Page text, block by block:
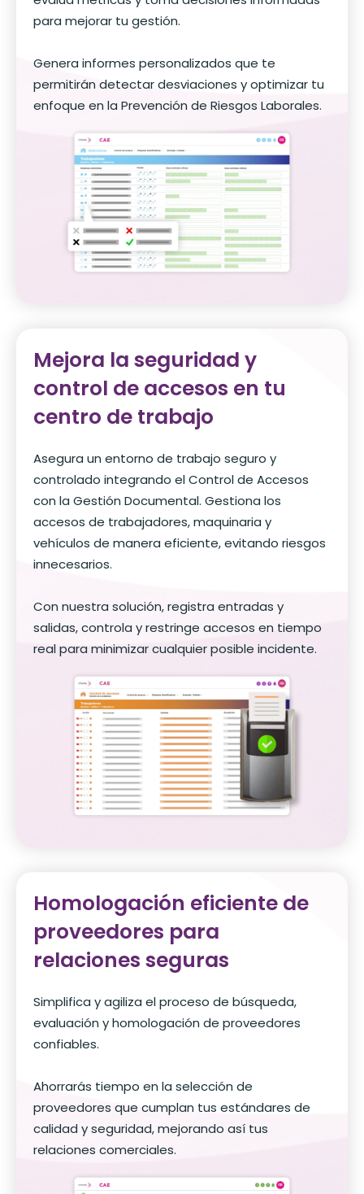
para mejorar tu gestión.
Genera informes personalizados que te
permitirán detectar desviaciones y optimizar tu
enfoque en la Prevención de Riesgos Laborales.
Mejora la seguridad y
control de accesos en tu
centro de trabajo
Asegura un entorno de trabajo seguro y
controlado integrando el Control de Accesos
con la Gestión Documental. Gestiona los
accesos de trabajadores, maquinaria y
vehículos de manera eficiente, evitando riesgos
innecesarios.
Con nuestra solución, registra entradas y
salidas, controla y restringe accesos en tiempo
real para minimizar cualquier posible incidente.
Homologación eficiente de
proveedores para
relaciones seguras
Simplifica y agiliza el proceso de búsqueda,
evaluación y homologación de proveedores
confiables.
Ahorrarás tiempo en la selección de
proveedores que cumplan tus estándares de
calidad y seguridad, mejorando así tus
relaciones comerciales.